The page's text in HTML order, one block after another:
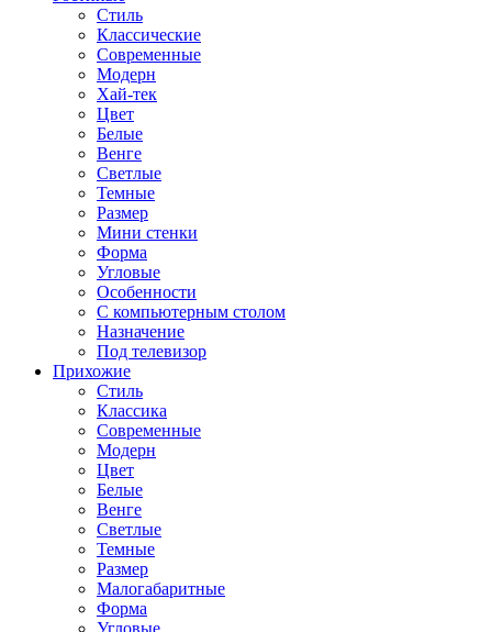
Стиль
Классические
Современные
Модерн
Хай-тек
Цвет
Белые
Венге
Светлые
Темные
Размер
Мини стенки
Форма
Угловые
Особенности
С компьютерным столом
Назначение
Под телевизор
Прихожие
Стиль
Классика
Современные
Модерн
Цвет
Белые
Венге
Светлые
Темные
Размер
Малогабаритные
Форма
Угловые